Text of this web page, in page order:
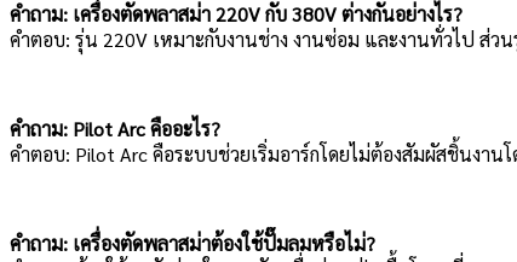
คำถาม: เครื่องตัดพลาสม่า 220V กับ 380V ต่างกันอย่างไร?
คำตอบ: รุ่น 220V เหมาะกับงานช่าง งานซ่อม และงานทั่วไป ส่ว
คำถาม: Pilot Arc คืออะไร?
คำตอบ: Pilot Arc คือระบบช่วยเริ่มอาร์กโดยไม่ต้องสัมผัสชิ้นงาน
คำถาม: เครื่องตัดพลาสม่าต้องใช้ปั๊มลมหรือไม่?